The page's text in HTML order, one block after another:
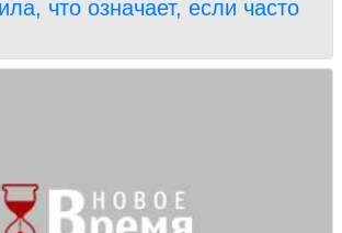
что означает, если часто